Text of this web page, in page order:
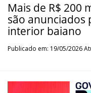
Mais de R$ 200
são anunciados
interior baiano
Publicado em: 19/05/2026